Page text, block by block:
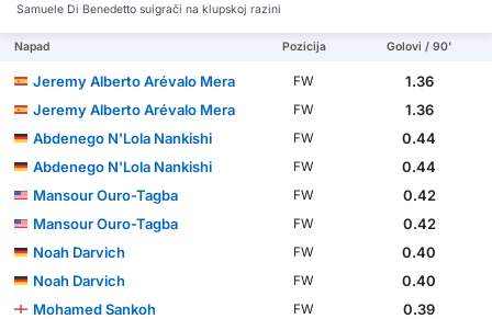
Samuele Di Benedetto suigrači na klupskoj razini
Napad Pozicija Golovi / 90'
Jeremy Alberto Arévalo Mera FW
1.36
Jeremy Alberto Arévalo Mera
FW
1.36
Abdenego N'Lola Nankishi
FW
0.44
Abdenego N'Lola Nankishi
FW
0.44
Mansour Ouro-Tagba
FW
0.42
Mansour Ouro-Tagba
FW
0.42
Noah Darvich
FW
0.40
Noah Darvich
FW
0.40
Mohamed Sankoh
FW
0.39